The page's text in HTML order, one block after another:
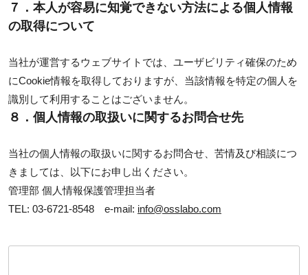
７．本人が容易に知覚できない方法による個人情報
の取得について
当社が運営するウェブサイトでは、ユーザビリティ確保のため
にCookie情報を取得しておりますが、当該情報を特定の個人を
識別して利用することはございません。
８．個人情報の取扱いに関するお問合せ先
当社の個人情報の取扱いに関するお問合せ、苦情及び相談につ
きましては、以下にお申し出ください。
管理部 個人情報保護管理担当者
TEL: 03-6721-8548 e-mail: info@osslabo.com